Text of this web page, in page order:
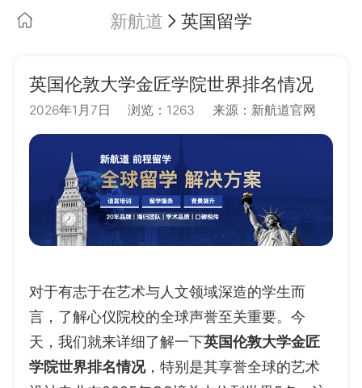
新航道 英国留学
英国伦敦大学金匠学院世界排名情况
2026年1月7日 浏览：1263 来源：新航道官网
对于有志于在艺术与人文领域深造的学生而
言，了解心仪院校的全球声誉至关重要。今
天，我们就来详细了解一下英国伦敦大学金匠
学院世界排名情况，特别是其享誉全球的艺术